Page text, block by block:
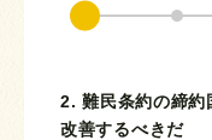
2. 難民条約の締約
改善するべきだ